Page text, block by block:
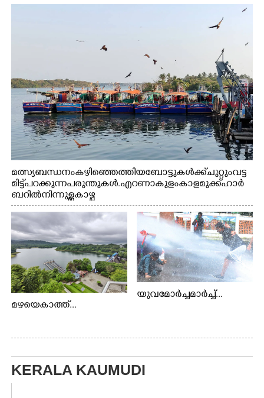
മത്സ്യബന്ധനം കഴിഞ്ഞെത്തിയ ബോട്ടുകൾക്ക് ചുറ്റും വട്ട
മിട്ട് പറക്കുന്ന പരുന്തുകൾ. എറണാകുളം കാളമുക്ക് ഹാർ
ബറിൽ നിന്നുള്ള കാഴ്ച
മഴയെകാത്ത്...
യുവമോർച്ചമാർച്ച്...
KERALA KAUMUDI